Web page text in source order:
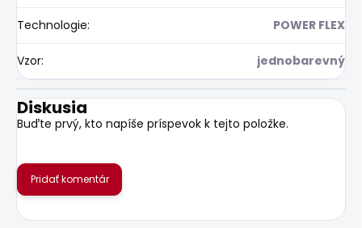
Technologie: POWER FLEX
Vzor: jednobarevný
Diskusia
Buďte prvý, kto napíše príspevok k tejto položke.
Pridať komentár